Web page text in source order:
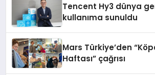
Tencent Hy3 dünya
kullanıma sunuldu
Mars Türkiye’den
Haftası” çağrısı